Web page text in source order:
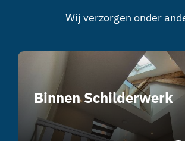
Wij verzorgen onder
Binnen Schilderwerk